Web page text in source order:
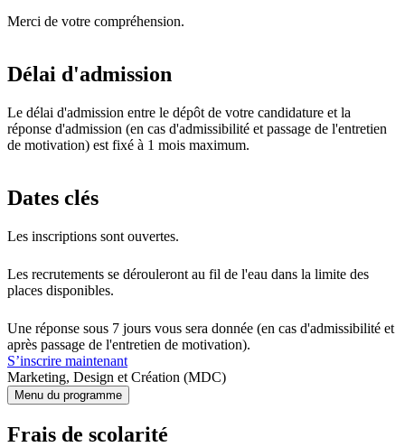
Merci de votre compréhension.
Délai d'admission
Le délai d'admission entre le dépôt de votre candidature et la
réponse d'admission (en cas d'admissibilité et passage de l'entretien
de motivation) est fixé à 1 mois maximum.
Dates clés
Les inscriptions sont ouvertes.
Les recrutements se dérouleront au fil de l'eau dans la limite des
places disponibles.
Une réponse sous 7 jours vous sera donnée (en cas d'admissibilité et
après passage de l'entretien de motivation).
S’inscrire maintenant
Marketing, Design et Création (MDC)
Menu du programme
Frais de scolarité